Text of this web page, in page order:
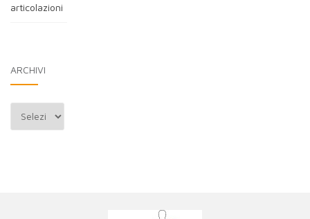
articolazioni
ARCHIVI
Archivi